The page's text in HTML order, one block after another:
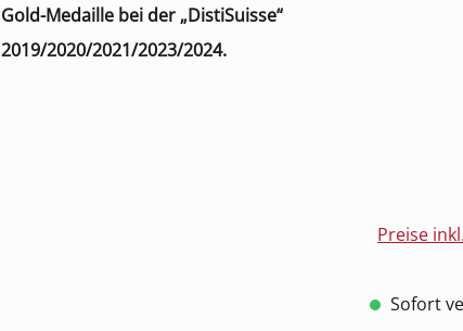
Gold-Medaille bei der „DistiSuisse“
2019/2020/2021/2023/2024.
Preise
Sofort